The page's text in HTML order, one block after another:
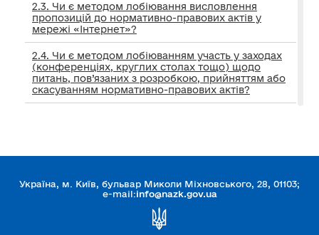
2.3. Чи є методом лобіювання висловлення
пропозицій до нормативно-правових актів у
мережі «Інтернет»?
2.4. Чи є методом лобіюванням участь у заходах
(конференціях, круглих столах тощо) щодо
питань, пов’язаних з розробкою, прийняттям або
скасуванням нормативно-правових актів?
лобіювання пропозицій до проєкту нормативно-
правового акта працівником юридичної особи?
2.7. Що вважається коштами, витраченими
Україна, м. Київ, бульвар Миколи Міхновського, 28, 01103;
e-mail:info@nazk.gov.ua